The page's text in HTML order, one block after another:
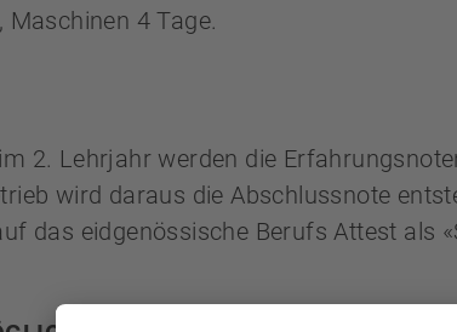
Maschinen 4 Tage.
2. Lehrjahr werden die
wird daraus die Abschlussnote
das eidgenössische Berufs Attest als